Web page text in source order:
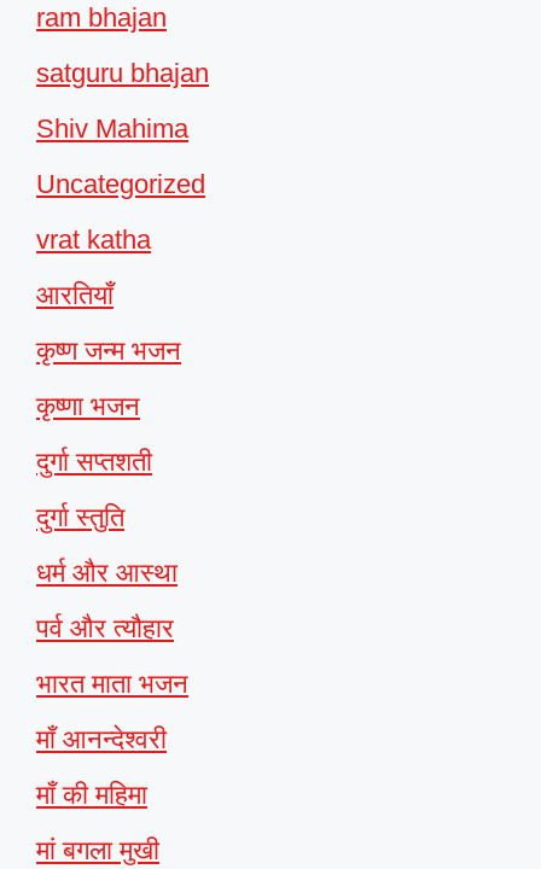
ram bhajan
satguru bhajan
Shiv Mahima
Uncategorized
vrat katha
आरतियाँ
कृष्ण जन्म भजन
कृष्णा भजन
दुर्गा सप्तशती
दुर्गा स्तुति
धर्म और आस्था
पर्व और त्यौहार
भारत माता भजन
माँ आनन्देश्वरी
माँ की महिमा
मां बगला मुखी